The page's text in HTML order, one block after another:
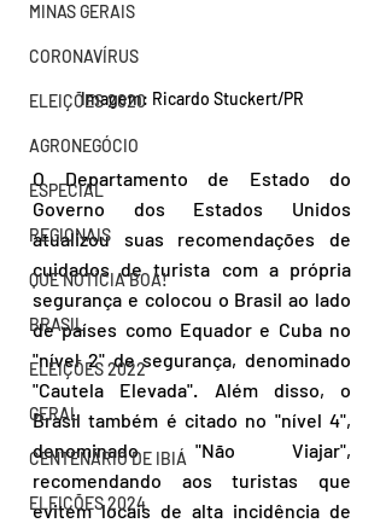
MINAS GERAIS
CORONAVÍRUS
ELEIÇÕES 2020
AGRONEGÓCIO
ESPECIAL
REGIONAIS
QUE NOTÍCIA BOA!
BRASIL
ELEIÇÕES 2022
GERAL
CENTENÁRIO DE IBIÁ
ELEIÇÕES 2024
Imagem: Ricardo Stuckert/PR
O Departamento de Estado do
Governo dos Estados Unidos
atualizou suas recomendações de
cuidados de turista com a própria
segurança e colocou o Brasil ao lado
de países como Equador e Cuba no
"nível 2" de segurança, denominado
"Cautela Elevada". Além disso, o
Brasil também é citado no "nível 4",
denominado "Não Viajar",
recomendando aos turistas que
evitem locais de alta incidência de